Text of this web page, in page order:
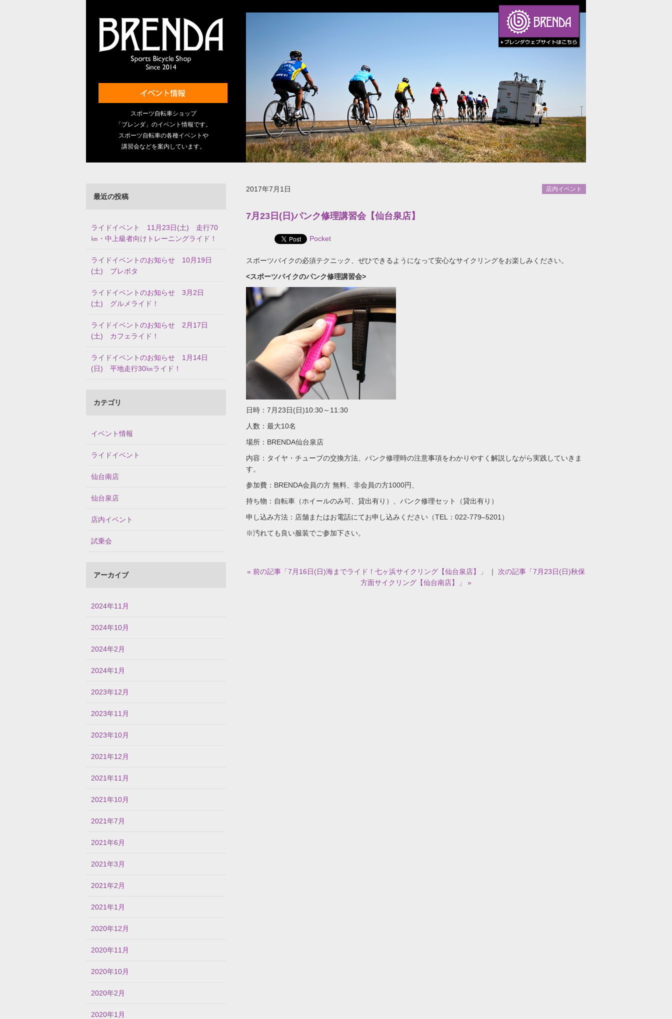
スポーツ自転車ショップ
「ブレンダ」のイベント情報です。
スポーツ自転車の各種イベントや
講習会などを案内しています。
2017年7月1日 店内イベント
7月23日(日)パンク修理講習会【仙台泉店】
Pocket
スポーツバイクの必須テクニック、ぜひできるようになって安心なサイクリングをお楽しみください。
<スポーツバイクのパンク修理講習会>
日時：7月23日(日)10:30～11:30
人数：最大10名
場所：BRENDA仙台泉店
内容：タイヤ・チューブの交換方法、パンク修理時の注意事項をわかりやすく解説しながら実践していきま
す。
参加費：BRENDA会員の方 無料、非会員の方1000円、
持ち物：自転車（ホイールのみ可、貸出有り）、パンク修理セット（貸出有り）
申し込み方法：店舗またはお電話にてお申し込みください（TEL：022-779–5201）
※汚れても良い服装でご参加下さい。
« 前の記事「7月16日(日)海までライド！七ヶ浜サイクリング【仙台泉店】」 ｜ 次の記事「7月23日(日)秋保
方面サイクリング【仙台南店】」 »
最近の投稿
ライドイベント 11月23日(土) 走行70
㎞・中上級者向けトレーニングライド！
ライドイベントのお知らせ 10月19日
(土) ブレポタ
ライドイベントのお知らせ 3月2日
(土) グルメライド！
ライドイベントのお知らせ 2月17日
(土) カフェライド！
ライドイベントのお知らせ 1月14日
(日) 平地走行30㎞ライド！
カテゴリ
イベント情報
ライドイベント
仙台南店
仙台泉店
店内イベント
試乗会
アーカイブ
2024年11月
2024年10月
2024年2月
2024年1月
2023年12月
2023年11月
2023年10月
2021年12月
2021年11月
2021年10月
2021年7月
2021年6月
2021年3月
2021年2月
2021年1月
2020年12月
2020年11月
2020年10月
2020年2月
2020年1月